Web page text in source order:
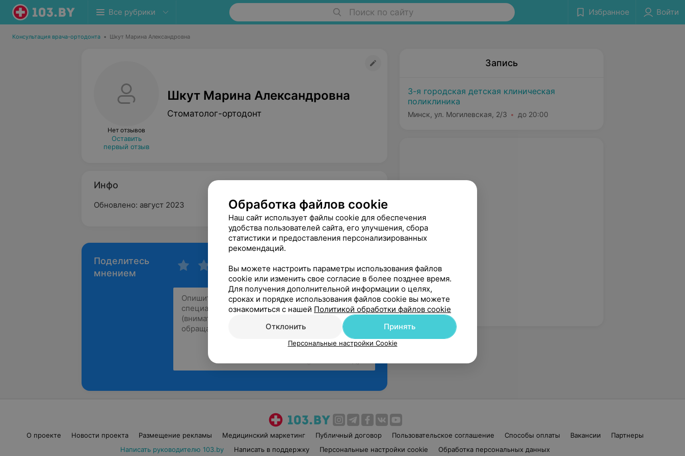
Все рубрики Поиск по сайту Избранное Войти
Консультация врача-ортодонта • Шкут Марина Александровна
Нет отзывов
Оставить
первый отзыв
Шкут Марина Александровна
Стоматолог-ортодонт
Инфо
Обновлено: август 2023
Поделитесь
мнением
Запись
3-я городская детская клиническая
поликлиника
Минск, ул. Могилевская, 2/3 до 20:00
О проекте Новости проекта Размещение рекламы Медицинский маркетинг Публичный договор Пользовательское соглашение Способы оплаты Вакансии
Партнеры
Написать руководителю 103.by
Написать в поддержку Персональные настройки cookie Обработка персональных данных
Обработка файлов cookie
Наш сайт использует файлы cookie для обеспечения
удобства пользователей сайта, его улучшения, сбора
статистики и предоставления персонализированных
рекомендаций.
Вы можете настроить параметры использования файлов
cookie или изменить свое согласие в более позднее время.
Для получения дополнительной информации о целях,
сроках и порядке использования файлов cookie вы можете
ознакомиться с нашей Политикой обработки файлов cookie
Отклонить
Принять
Персональные настройки Cookie